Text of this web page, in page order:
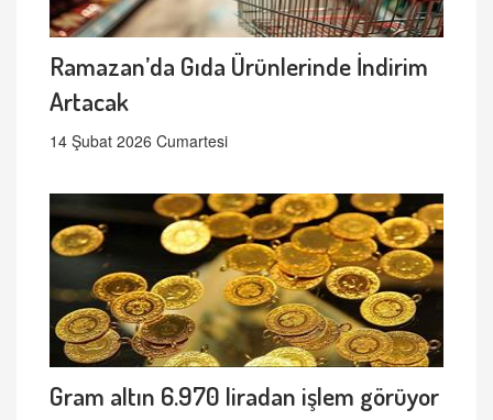
Ramazan’da Gıda Ürünlerinde İndirim
Artacak
14 Şubat 2026 Cumartesi
Gram altın 6.970 liradan işlem görüyor